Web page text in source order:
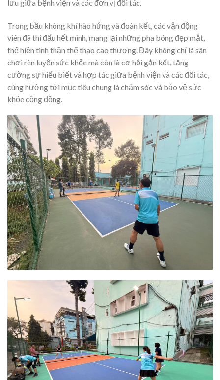
lưu giữa bệnh viện và các đơn vị đối tác.
Trong bầu không khí hào hứng và đoàn kết, các vận động
viên đã thi đấu hết mình, mang lại những pha bóng đẹp mắt,
thể hiện tinh thần thể thao cao thượng. Đây không chỉ là sân
chơi rèn luyện sức khỏe mà còn là cơ hội gắn kết, tăng
cường sự hiểu biết và hợp tác giữa bệnh viện và các đối tác,
cùng hướng tới mục tiêu chung là chăm sóc và bảo vệ sức
khỏe cộng đồng.